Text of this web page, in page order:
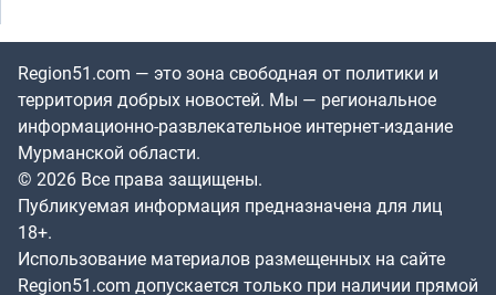
Region51.com — это зона свободная от политики и
территория добрых новостей. Мы — региональное
информационно-развлекательное интернет-издание
Мурманской области.
© 2026 Все права защищены.
Публикуемая информация предназначена для лиц
18+.
Использование материалов размещенных на сайте
Region51.com допускается только при наличии прямой